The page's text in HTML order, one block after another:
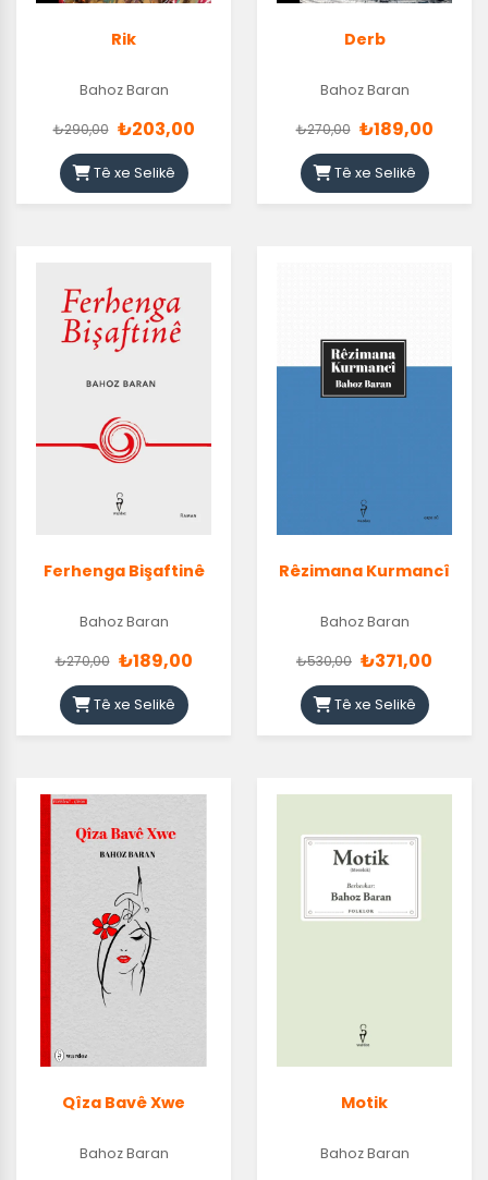
Rik
Bahoz Baran
₺290,00 ₺203,00
Tê xe Selikê
Derb
Bahoz Baran
₺270,00 ₺189,00
Tê xe Selikê
Ferhenga Bişaftinê
Bahoz Baran
₺270,00 ₺189,00
Tê xe Selikê
Rêzimana Kurmancî
Bahoz Baran
₺530,00 ₺371,00
Tê xe Selikê
Qîza Bavê Xwe
Bahoz Baran
Motik
Bahoz Baran